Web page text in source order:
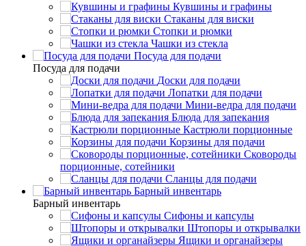
Кувшины и графины
Стаканы для виски
Стопки и рюмки
Чашки из стекла
Посуда для подачи
Посуда для подачи
Доски для подачи
Лопатки для подачи
Мини-ведра для подачи
Блюда для запекания
Кастрюли порционные
Корзины для подачи
Сковороды
порционные, сотейники
Сланцы для подачи
Барный инвентарь
Барный инвентарь
Сифоны и капсулы
Штопоры и открывалки
Ящики и органайзеры